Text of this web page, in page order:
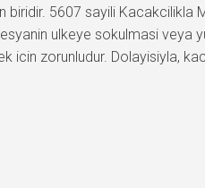
5607 sayili Kacakcilikla
ulkeye sokulmasi veya
icin zorunludur. Dolayisiyla,